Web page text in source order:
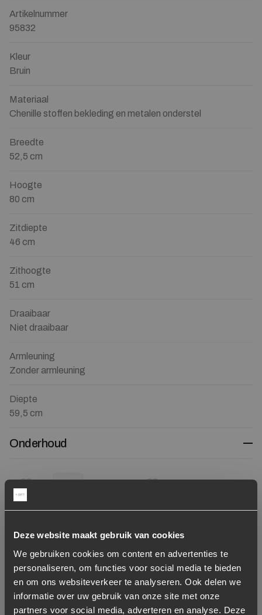
Deze website maakt gebruik van cookies
We gebruiken cookies om content en advertenties te
personaliseren, om functies voor social media te bieden
en om ons websiteverkeer te analyseren. Ook delen we
informatie over uw gebruik van onze site met onze
partners voor social media, adverteren en analyse. Deze
Artikelnummer
95832
Kleur
Bruin
Materiaal
Chenille stoffen bekleding en metalen onderstel
Breedte
52,5 cm
Hoogte
80 cm
Zitdiepte
46 cm
Zithoogte
51 cm
Draaibaar
Niet draaibaar
Armleuning
Zonder armleuning
Diepte
59,5 cm
Onderhoud
Toevoegen aan verlanglijstje
Verwijderen van verlanglijst
Royal Textile Protector
All In House Vlekken en